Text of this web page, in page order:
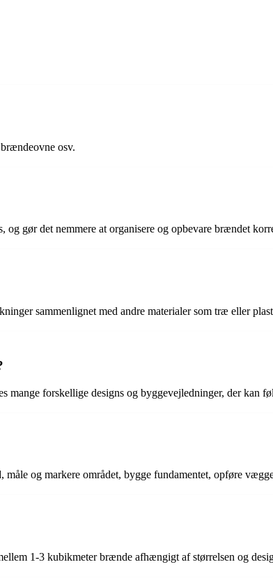
osv.
gør det nemmere at organisere og opbevare brændet
sammenlignet med andre materialer som træ eller
forskellige designs og byggevejledninger, der kan
og markere området, bygge fundamentet, opføre
1-3 kubikmeter brænde afhængigt af størrelsen og